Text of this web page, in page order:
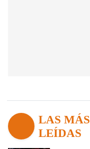
LAS MÁS
LEÍDAS